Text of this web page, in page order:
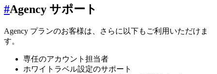
#Agency サポート
Agency プランのお客様は、さらに以下もご利用いただけま
す。
専任のアカウント担当者
ホワイトラベル設定のサポート